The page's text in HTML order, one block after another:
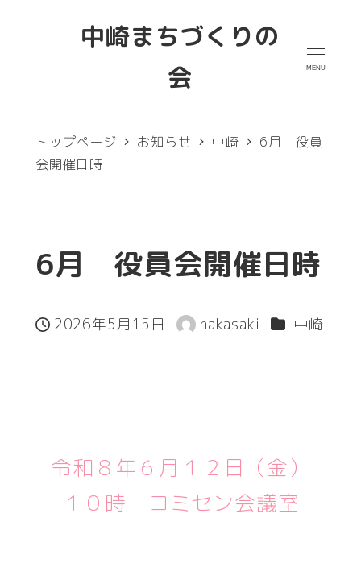
中崎まちづくりの
会
MENU
トップページ お知らせ 中崎
6月 役員
会開催日時
6月 役員会開催日時
投稿日
2026年5月15日
著
nakasaki カテゴリー
中崎
令和８年６月１２日（金）
１０時 コミセン会議室